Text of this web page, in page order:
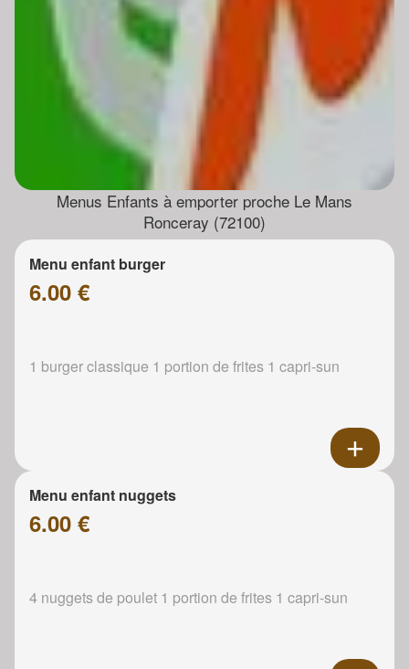
Menus Enfants à emporter proche Le Mans
Ronceray (72100)
Menu enfant burger
6.00 €
1 burger classique 1 portion de frites 1 capri-sun
Menu enfant nuggets
6.00 €
4 nuggets de poulet 1 portion de frites 1 capri-sun